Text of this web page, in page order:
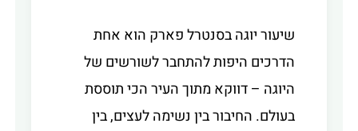
שיעור יוגה בסנטרל פארק הוא אחת
הדרכים היפות להתחבר לשורשים של
היוגה – דווקא מתוך העיר הכי תוססת
בעולם. החיבור בין נשימה לעצים, בין